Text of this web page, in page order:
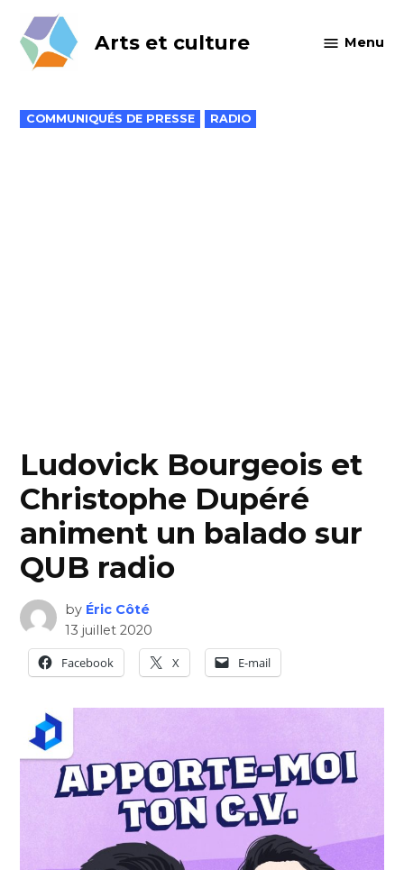
content
Arts et culture Menu
POSTED
IN
COMMUNIQUÉS DE PRESSE RADIO
Ludovick Bourgeois et
Christophe Dupéré
animent un balado sur
QUB radio
by Éric Côté
13 juillet 2020
Facebook
X E-mail